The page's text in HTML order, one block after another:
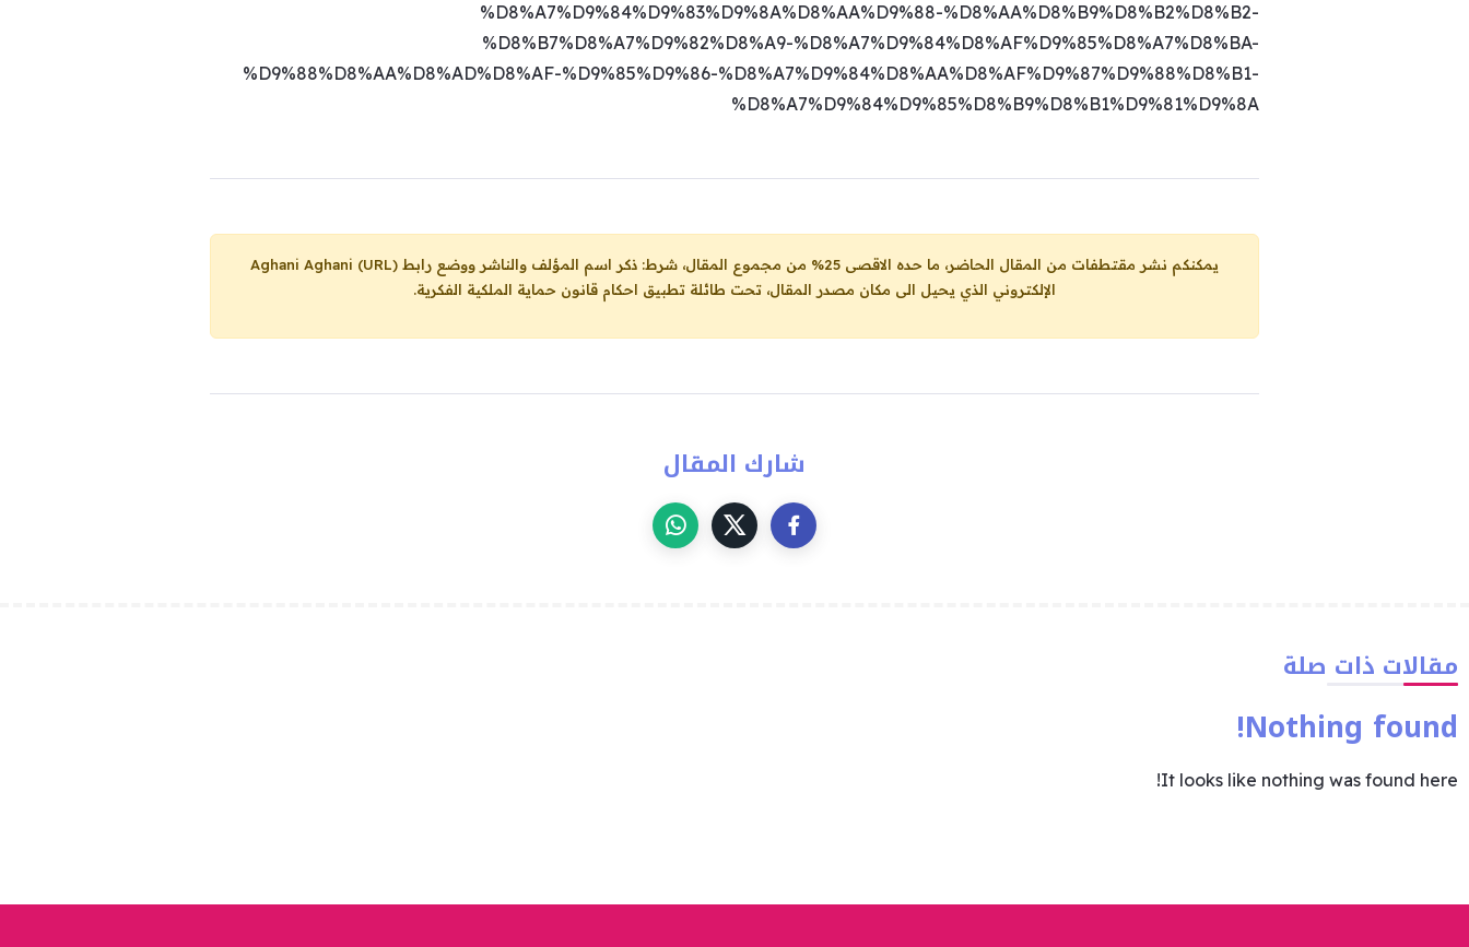
%D8%A7%D9%84%D9%83%D9%8A%D8%AA%D9%88-%D8%AA%D8%B9%D8%B2%D8%B2-
%D8%B7%D8%A7%D9%82%D8%A9-%D8%A7%D9%84%D8%AF%D9%85%D8%A7%D8%BA-
%D9%88%D8%AA%D8%AD%D8%AF-%D9%85%D9%86-%D8%A7%D9%84%D8%AA%D8%AF%D9%87%D9%88%D8%B1-
%D8%A7%D9%84%D9%85%D8%B9%D8%B1%D9%81%D9%8A
يمكنكم نشر مقتطفات من المقال الحاضر، ما حده الاقصى 25% من مجموع المقال، شرط: ذكر اسم المؤلف والناشر ووضع رابط
Aghani Aghani (URL)
الإلكتروني الذي يحيل الى مكان مصدر المقال، تحت طائلة تطبيق احكام قانون حماية الملكية الفكرية.
شارك المقال
مقالات ذات صلة
Nothing found!
It looks like nothing was found here!